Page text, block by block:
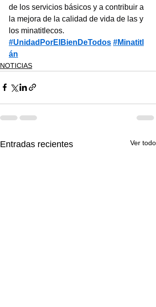
de los servicios básicos y a contribuir a
la mejora de la calidad de vida de las y
los minatitlecos.
#UnidadPorElBienDeTodos #Minatitl
án
NOTICIAS
Entradas recientes Ver todo